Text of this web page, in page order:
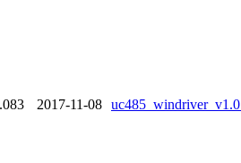
2017-11-08